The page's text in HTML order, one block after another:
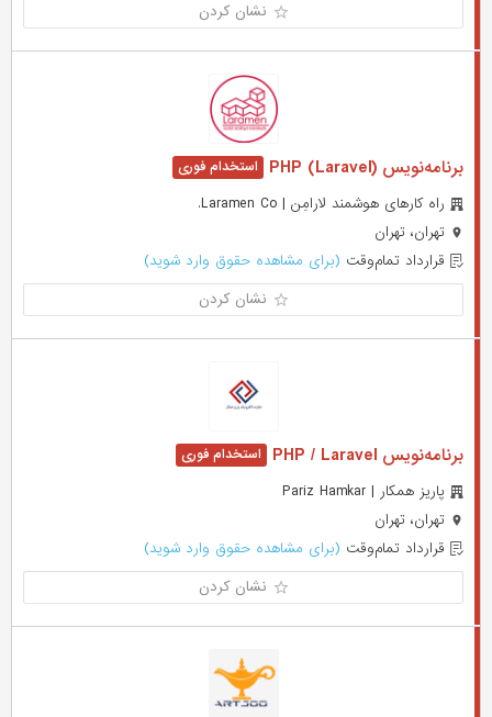
نشان کردن
برنامه‌نویس (PHP (Laravel
راه کارهای هوشمند لارامِن | Laramen Co.
تهران، تهران
قرارداد تمام‌وقت (برای مشاهده حقوق وارد شوید)
نشان کردن
برنامه‌نویس PHP / Laravel
پاریز همکار | Pariz Hamkar
تهران، تهران
قرارداد تمام‌وقت (برای مشاهده حقوق وارد شوید)
نشان کردن